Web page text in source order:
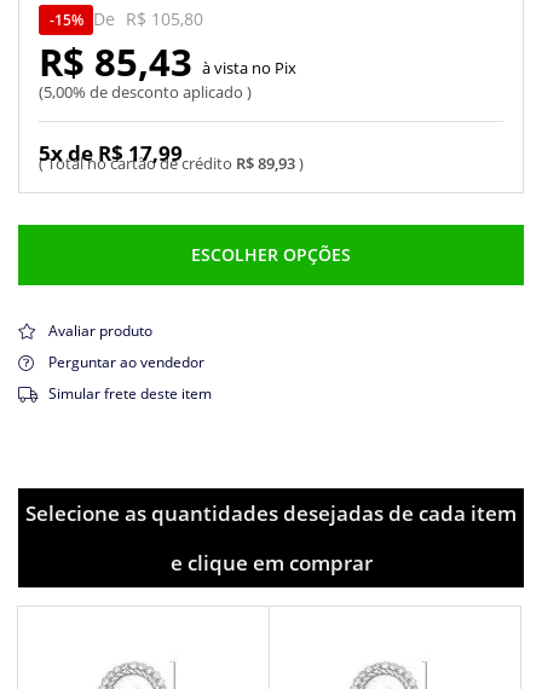
De R$ 105,80
R$ 89,93
15%
5x de R$ 17,99
R$ 85,43
5,00% de desconto aplicado
Pix
ESCOLHER OPÇÕES
Avaliar produto
Perguntar ao vendedor
Simular frete deste item
Selecione as quantidades desejadas de cada item
e clique em comprar